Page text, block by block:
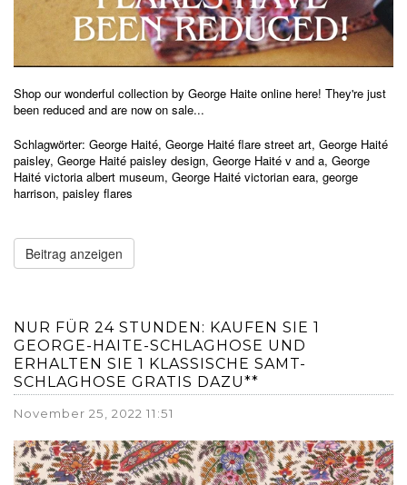
Shop our wonderful collection by George Haite online here! They're just
been reduced and are now on sale...
Schlagwörter: George Haité, George Haité flare street art, George Haité
paisley, George Haité paisley design, George Haité v and a, George
Haité victoria albert museum, George Haité victorian eara, george
harrison, paisley flares
Beitrag anzeigen
NUR FÜR 24 STUNDEN: KAUFEN SIE 1
GEORGE-HAITE-SCHLAGHOSE UND
ERHALTEN SIE 1 KLASSISCHE SAMT-
SCHLAGHOSE GRATIS DAZU**
November 25, 2022 11:51